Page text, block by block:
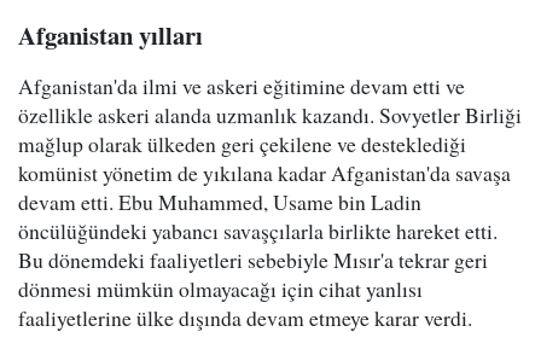
Afganistan yılları
Afganistan'da ilmi ve askeri eğitimine devam etti ve
özellikle askeri alanda uzmanlık kazandı. Sovyetler Birliği
mağlup olarak ülkeden geri çekilene ve desteklediği
komünist yönetim de yıkılana kadar Afganistan'da savaşa
devam etti. Ebu Muhammed, Usame bin Ladin
öncülüğündeki yabancı savaşçılarla birlikte hareket etti.
Bu dönemdeki faaliyetleri sebebiyle Mısır'a tekrar geri
dönmesi mümkün olmayacağı için cihat yanlısı
faaliyetlerine ülke dışında devam etmeye karar verdi.